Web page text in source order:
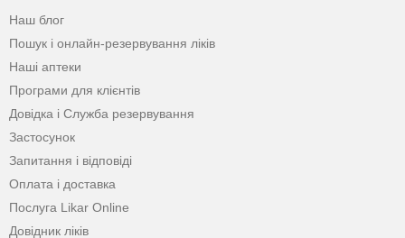
Наш блог
Пошук і онлайн-резервування ліків
Наші аптеки
Програми для клієнтів
Довідка і Служба резервування
Застосунок
Запитання і відповіді
Оплата і доставка
Послуга Likar Online
Довідник ліків